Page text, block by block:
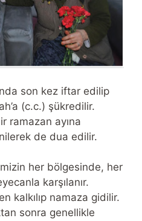
son kez iftar edilip
(c.c.) şükredilir.
ramazan ayına
de dua edilir.
her bölgesinde, her
karşılanır.
kalkılıp namaza gidilir.
sonra genellikle